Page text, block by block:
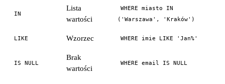
IN
Lista
wartości
WHERE miasto IN
('Warszawa', 'Kraków')
LIKE Wzorzec WHERE imie LIKE 'Jan%'
IS NULL
Brak
wartości
WHERE email IS NULL